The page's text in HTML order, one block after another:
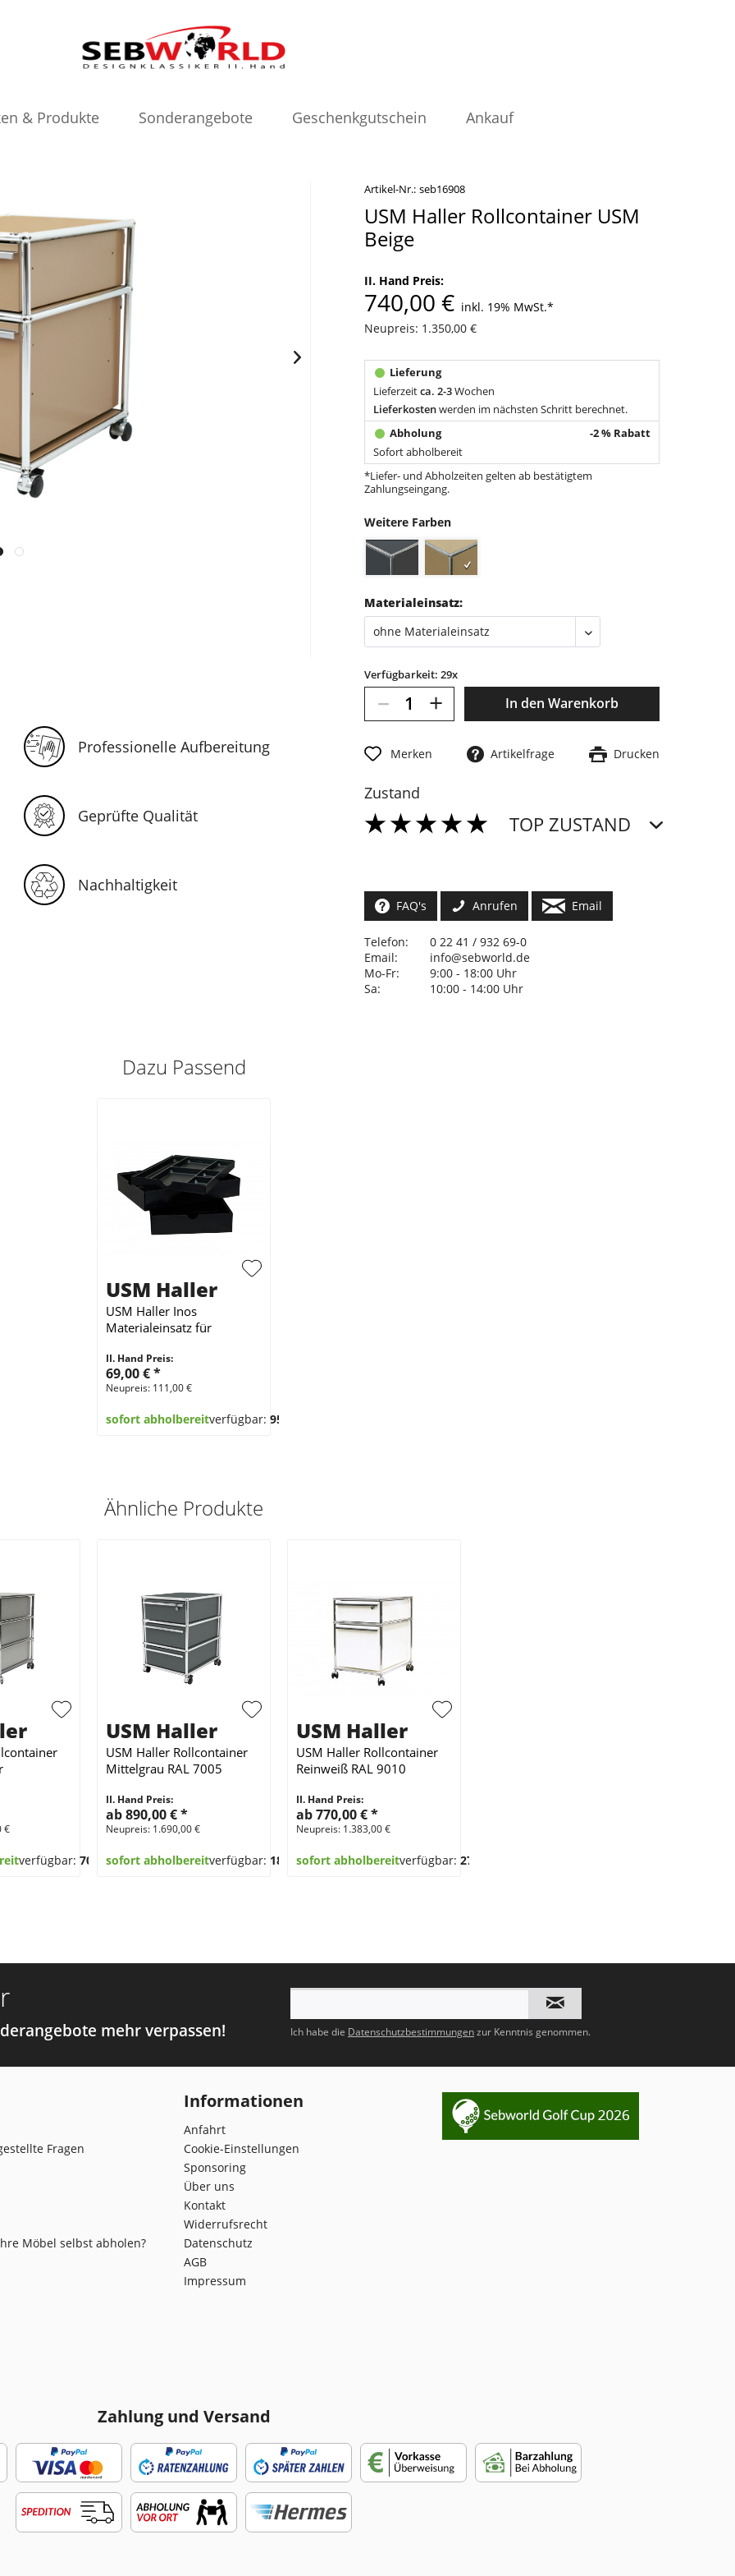
& Produkte Sonderangebote Geschenkgutschein Ankauf
Artikel-Nr.: seb16908
USM Haller Rollcontainer USM
Beige
II. Hand Preis:
740,00 € inkl. 19% MwSt.*
Neupreis: 1.350,00 €
Lieferzeitca. 2-3Wochen
Lieferkostenwerden im nächsten Schritt berechnet.
-2 % Rabatt
Sofort abholbereit
*Liefer- und Abholzeiten gelten ab bestätigtem
Zahlungseingang.
Weitere Farben
Materialeinsatz:
Verfügbarkeit: 29x
– + In den Warenkorb
Merken Artikelfrage Drucken
Zustand
TOP ZUSTAND
Professionelle Aufbereitung
Geprüfte Qualität
Nachhaltigkeit
FAQ's Anrufen Email
Telefon:
0 22 41 / 932 69-0
Email:
info@sebworld.de
Mo-Fr:
9:00 - 18:00 Uhr
Sa:
10:00 - 14:00 Uhr
Dazu Passend
USM Haller
USM Haller Inos
Materialeinsatz für
Schwarz
II. Hand Preis:
69,00 €*
Neupreis: 111,00 €
sofort abholbereitverfügbar: 95
Ähnliche Produkte
€
verfügbar: 70
USM Haller
USM Haller Rollcontainer
Mittelgrau RAL 7005
II. Hand Preis:
ab 890,00 €*
Neupreis: 1.690,00 €
sofort abholbereitverfügbar: 18
USM Haller
USM Haller Rollcontainer
Reinweiß RAL 9010
II. Hand Preis:
ab 770,00 €*
Neupreis: 1.383,00 €
sofort abholbereitverfügbar: 27
mehr verpassen! Ich habe die Datenschutzbestimmungenzur Kenntnis genommen.
Fragen
Möbel selbst abholen?
Informationen
Anfahrt
Cookie-Einstellungen
Sponsoring
Über uns
Kontakt
Widerrufsrecht
Datenschutz
AGB
Impressum
Zahlung und Versand